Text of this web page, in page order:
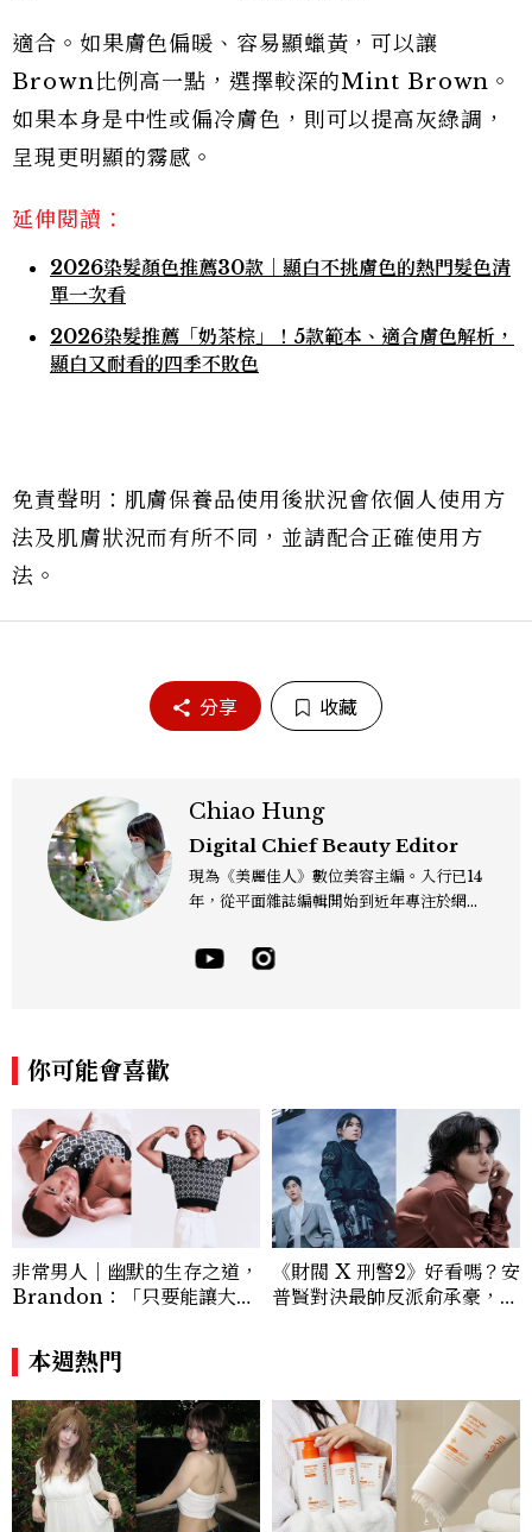
適合。如果膚色偏暖、容易顯蠟黃，可以讓
Brown比例高一點，選擇較深的Mint Brown。
如果本身是中性或偏冷膚色，則可以提高灰綠調，
呈現更明顯的霧感。
延伸閱讀：
2026染髮顏色推薦30款｜顯白不挑膚色的熱門髮色清
單一次看
2026染髮推薦「奶茶棕」！5款範本、適合膚色解析，
顯白又耐看的四季不敗色
免責聲明：肌膚保養品使用後狀況會依個人使用方
法及肌膚狀況而有所不同，並請配合正確使用方
法。
分享 收藏
Chiao Hung
Digital Chief Beauty Editor
現為《美麗佳人》數位美容主編。入行已14
年，從平面雜誌編輯開始到近年專注於網路
耕彩妝、保養、香氛、頭髮...等與美有關的
面向。擅長以細膩敏銳的觀察力，深入報導
你可能會喜歡
非常男人｜幽默的生存之道，
Brandon：「只要能讓大家
讓敵人成為朋友。」
《財閥 X 刑警2》好看嗎？安
普賢對決最帥反派俞承豪，鄭
本週熱門